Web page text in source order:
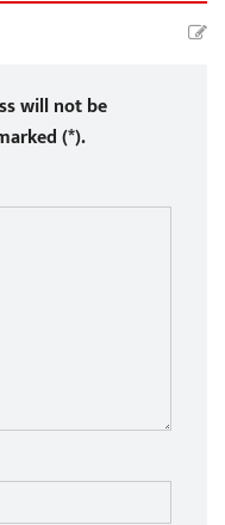
will not be
(*).